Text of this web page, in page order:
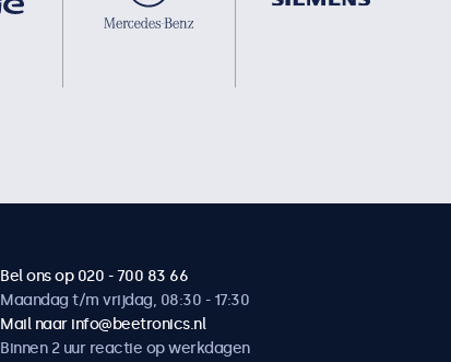
Bel ons op 020 - 700 83 66
Maandag t/m vrijdag, 08:30 - 17:30
Mail naar info@beetronics.nl
Binnen 2 uur reactie op werkdagen